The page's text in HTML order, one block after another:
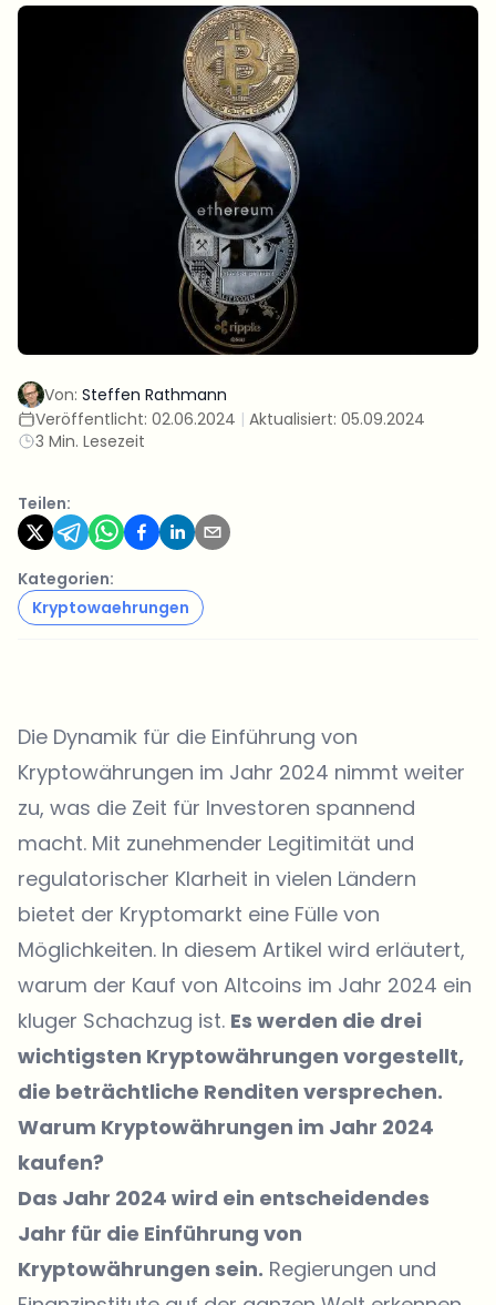
Von: Steffen Rathmann
Veröffentlicht: 02.06.2024 | Aktualisiert: 05.09.2024
3 Min. Lesezeit
Teilen:
Kategorien:
Kryptowaehrungen
Die Dynamik für die Einführung von
Kryptowährungen im Jahr 2024 nimmt weiter
zu, was die Zeit für Investoren spannend
macht. Mit zunehmender Legitimität und
regulatorischer Klarheit in vielen Ländern
bietet der Kryptomarkt eine Fülle von
Möglichkeiten. In diesem Artikel wird erläutert,
warum der Kauf von Altcoins im Jahr 2024 ein
kluger Schachzug ist. Es werden die drei
wichtigsten Kryptowährungen vorgestellt,
die beträchtliche Renditen versprechen.
Warum Kryptowährungen im Jahr 2024
kaufen?
Das Jahr 2024 wird ein entscheidendes
Jahr für die Einführung von
Kryptowährungen sein. Regierungen und